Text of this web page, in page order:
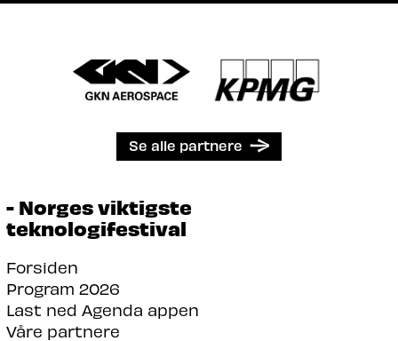
Se alle partnere
- Norges viktigste
teknologifestival
Forsiden
Program 2026
Last ned Agenda appen
Våre partnere